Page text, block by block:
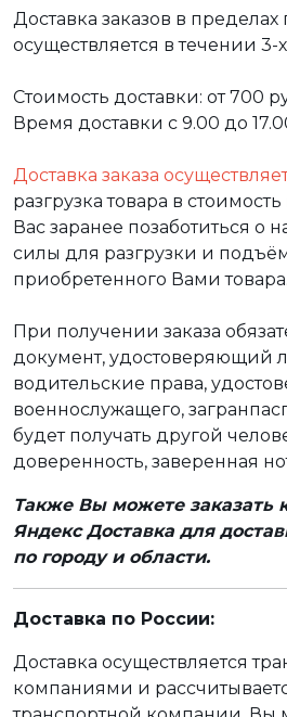
Доставка заказов в пределах
осуществляется в течении 3-
Стоимость доставки: от 700
Время доставки с 9.00 до
Доставка заказа
разгрузка товара в
Вас заранее позаботиться о
силы для разгрузки и
приобретенного Вами товара.
При получении заказа
документ, удостоверяющий
водительские права,
военнослужащего,
будет получать другой
доверенность, заверенная
Также Вы можете заказать
Яндекс Доставка для
по городу и области.
Доставка по России:
Доставка осуществляется
компаниями и